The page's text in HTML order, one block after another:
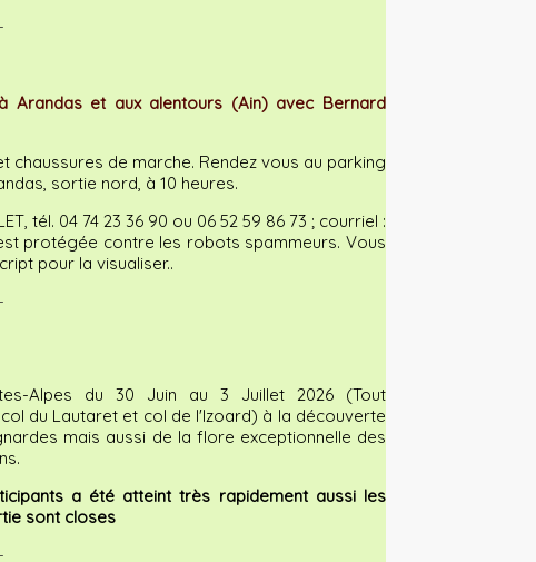
Arandas et aux alentours (Ain) avec Bernard
chaussures de marche. Rendez vous au parking
sortie nord, à 10 heures.
tél. 04 74 23 36 90 ou 06 52 59 86 73 ; courriel :
protégée contre les robots spammeurs. Vous
pour la visualiser..
Alpes du 30 Juin au 3 Juillet 2026 (Tout
du Lautaret et col de l'Izoard) à la découverte
mais aussi de la flore exceptionnelle des
a été atteint très rapidement aussi les
sont closes